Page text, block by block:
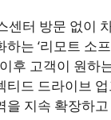
센터 방문 없이
는 ‘리모트 소
후 고객이 원하
티드 드라이브
을 지속 확장하